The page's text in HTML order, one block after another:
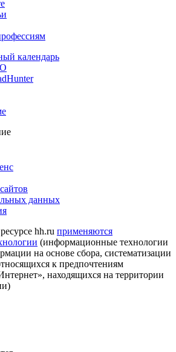
календарь
данных
hh.ru применяются
(информационные технологии
на основе сбора, систематизации
к предпочтениям
находящихся на территории